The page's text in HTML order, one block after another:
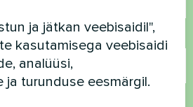
ja jätkan veebisaidil",
kasutamisega veebisaidi
analüüsi,
ja turunduse eesmärgil.